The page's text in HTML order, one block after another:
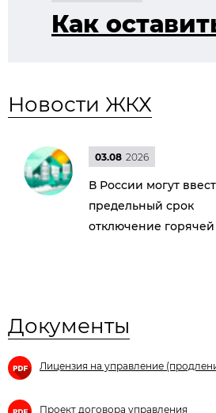
Как
Новости ЖКХ
03.08 2026
В России могут
предельный срок
отключение
Документы
Лицензия на управление
Проект договора управления